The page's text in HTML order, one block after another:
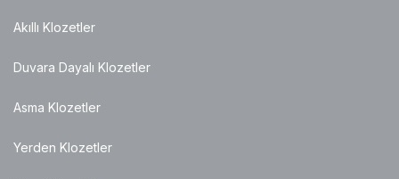
Akıllı Klozetler
Duvara Dayalı Klozetler
Asma Klozetler
Yerden Klozetler